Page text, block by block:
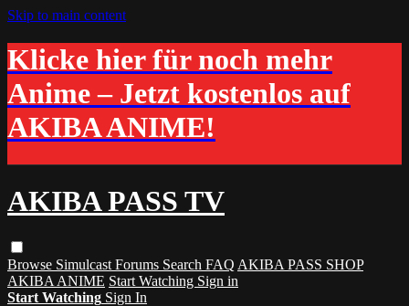
Skip to main content
Klicke hier für noch mehr
Anime – Jetzt kostenlos auf
AKIBA ANIME!
AKIBA PASS TV
Browse Simulcast Forums Search FAQ AKIBA PASS SHOP
AKIBA ANIME Start Watching Sign in
Start Watching Sign In